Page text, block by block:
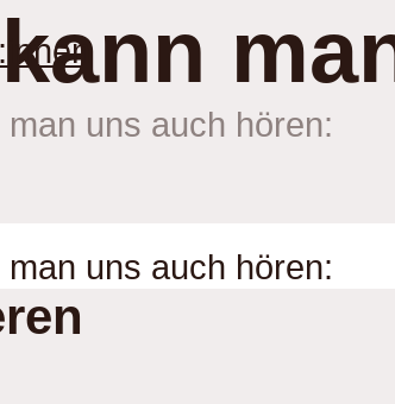
uns auch hören:
uns auch hören: